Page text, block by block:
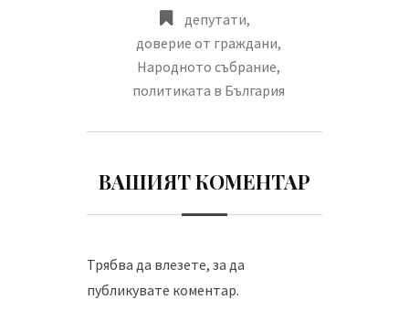
депутати,
доверие от граждани,
Народното събрание,
политиката в България
ВАШИЯТ КОМЕНТАР
Трябва да влезете, за да
публикувате коментар.